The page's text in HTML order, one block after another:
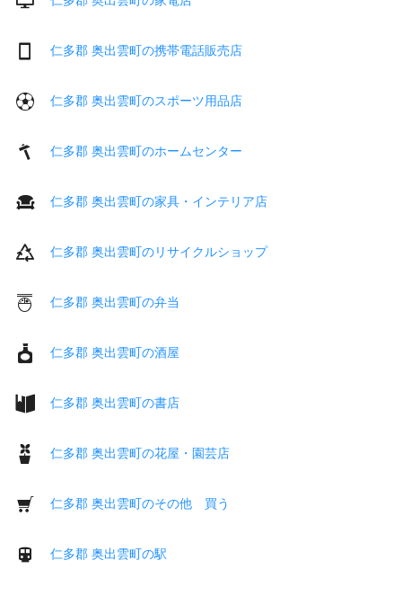
仁多郡 奥出雲町の携帯電話販売店
仁多郡 奥出雲町のスポーツ用品店
仁多郡 奥出雲町のホームセンター
仁多郡 奥出雲町の家具・インテリア店
仁多郡 奥出雲町のリサイクルショップ
仁多郡 奥出雲町の弁当
仁多郡 奥出雲町の酒屋
仁多郡 奥出雲町の書店
仁多郡 奥出雲町の花屋・園芸店
仁多郡 奥出雲町のその他 買う
仁多郡 奥出雲町の駅